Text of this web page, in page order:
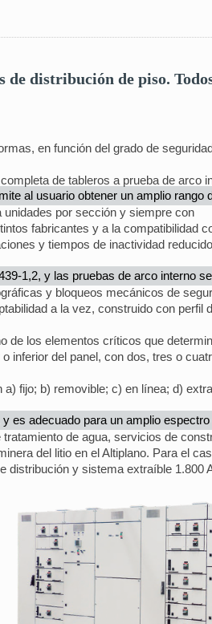
distribución de piso.
en función del grado de
de tableros a prueba de arco
al usuario obtener un amplio rango
unidades por sección y siempre con
fabricantes y a la compatibilidad
y tiempos de inactividad
1,2, y las pruebas de arco interno
y bloqueos mecánicos de
a la vez, construido con perfil
de los elementos críticos que
inferior del panel, con dos, tres o
fijo; b) removible; c) en línea; d)
es adecuado para un amplio espectro
de agua, servicios de
del litio en el Altiplano. Para el
distribución y sistema extraíble 1.800